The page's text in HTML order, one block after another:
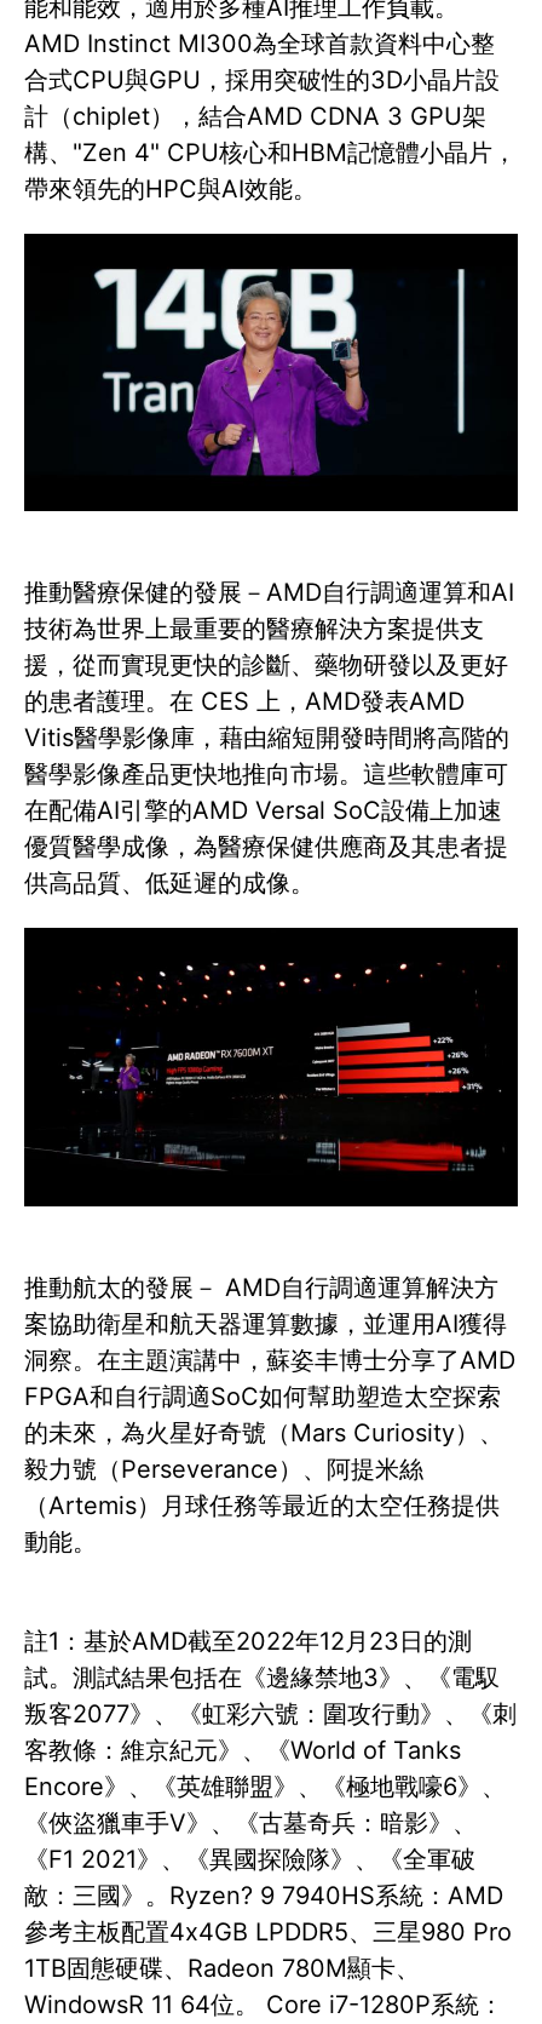
能和能效，適用於多種AI推理工作負載。
AMD Instinct MI300為全球首款資料中心整
合式CPU與GPU，採用突破性的3D小晶片設
計（chiplet），結合AMD CDNA 3 GPU架
構、"Zen 4" CPU核心和HBM記憶體小晶片，
帶來領先的HPC與AI效能。
推動醫療保健的發展－AMD自行調適運算和AI
技術為世界上最重要的醫療解決方案提供支
援，從而實現更快的診斷、藥物研發以及更好
的患者護理。在 CES 上，AMD發表AMD
Vitis醫學影像庫，藉由縮短開發時間將高階的
醫學影像產品更快地推向市場。這些軟體庫可
在配備AI引擎的AMD Versal SoC設備上加速
優質醫學成像，為醫療保健供應商及其患者提
供高品質、低延遲的成像。
推動航太的發展－ AMD自行調適運算解決方
案協助衛星和航天器運算數據，並運用AI獲得
洞察。在主題演講中，蘇姿丰博士分享了AMD
FPGA和自行調適SoC如何幫助塑造太空探索
的未來，為火星好奇號（Mars Curiosity）、
毅力號（Perseverance）、阿提米絲
（Artemis）月球任務等最近的太空任務提供
動能。
註1：基於AMD截至2022年12月23日的測
試。測試結果包括在《邊緣禁地3》、《電馭
叛客2077》、《虹彩六號：圍攻行動》、《刺
客教條：維京紀元》、《World of Tanks
Encore》、《英雄聯盟》、《極地戰嚎6》、
《俠盜獵車手V》、《古墓奇兵：暗影》、
《F1 2021》、《異國探險隊》、《全軍破
敵：三國》。Ryzen? 9 7940HS系統：AMD
參考主板配置4x4GB LPDDR5、三星980 Pro
1TB固態硬碟、Radeon 780M顯卡、
WindowsR 11 64位。 Core i7-1280P系統：